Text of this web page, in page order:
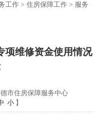
工作 > 住房保障工作 > 服务
项维修资金使用情况
市住房保障服务中心
小 】